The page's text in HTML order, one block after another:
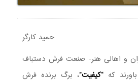
حمید کارگر
و اهالی هنر- صنعت فرش دستباف
که“کیفیت”، برگ برنده فرش